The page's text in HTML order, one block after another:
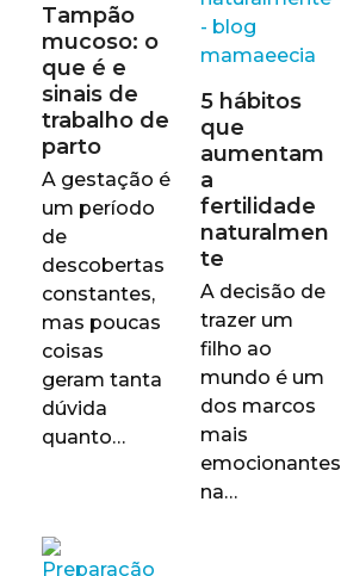
Tampão
mucoso: o
que é e
sinais de
trabalho de
parto
A gestação é
um período
de
descobertas
constantes,
mas poucas
coisas
geram tanta
dúvida
quanto…
5 hábitos
que
aumentam
a
fertilidade
naturalmen
te
A decisão de
trazer um
filho ao
mundo é um
dos marcos
mais
emocionantes
na…